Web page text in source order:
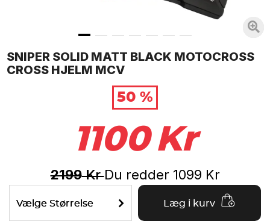
SNIPER SOLID MATT BLACK MOTOCROSS
CROSS HJELM MCV
50 %
1100 Kr
2199KrDu redder 1099 Kr
Vælge Størrelse Læg i kurv